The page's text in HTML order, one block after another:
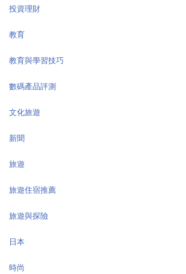
投資理財
教育
教育與學習技巧
數碼產品評測
文化旅遊
新聞
旅遊
旅遊住宿推薦
旅遊與探險
日本
時尚